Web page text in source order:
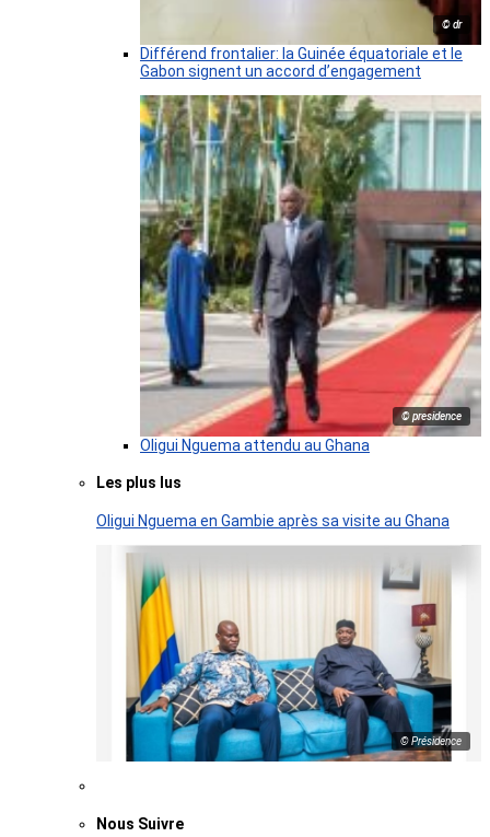
© dr
Différend frontalier: la Guinée équatoriale et le
Gabon signent un accord d’engagement
© presidence
Oligui Nguema attendu au Ghana
Les plus lus
Oligui Nguema en Gambie après sa visite au Ghana
© Présidence
Nous Suivre